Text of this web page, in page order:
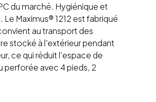
du marché. Hygiénique et
Maximus® 1212 est fabriqué
au transport des
stocké à l'extérieur pendant
ce qui réduit l'espace de
perforée avec 4 pieds, 2